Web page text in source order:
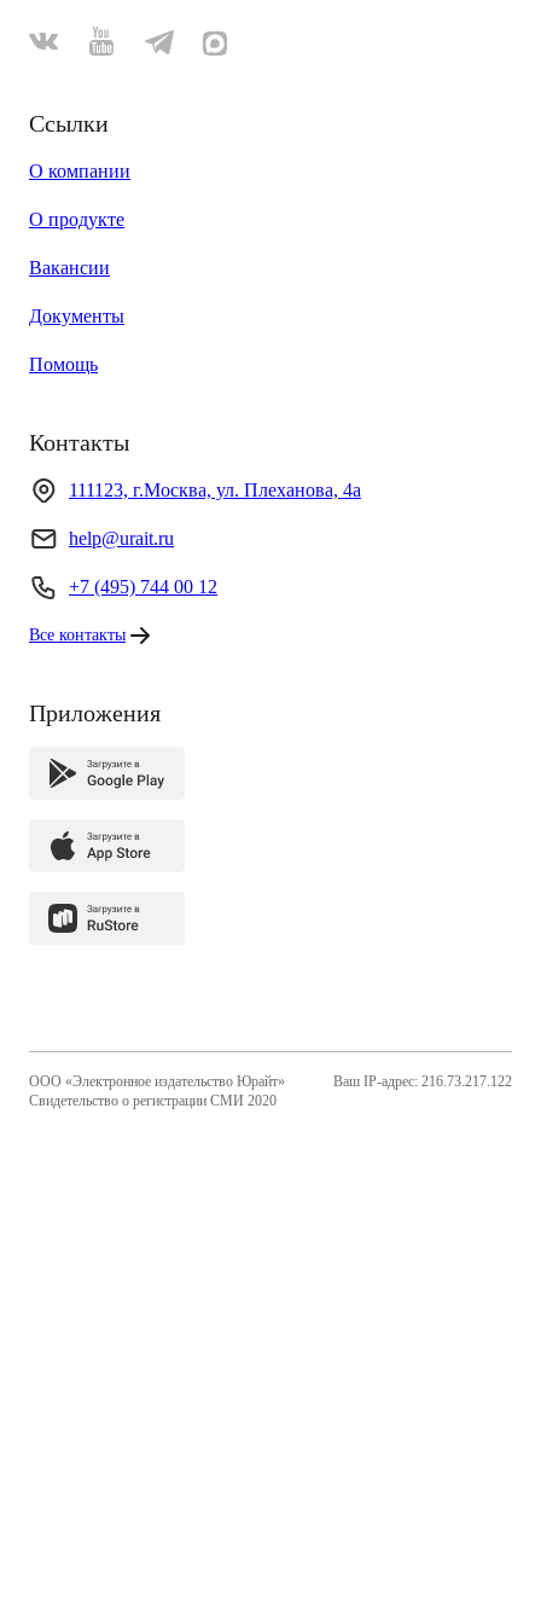
Ссылки
О компании
О продукте
Вакансии
Документы
Помощь
Контакты
111123, г.Москва, ул. Плеханова, 4а
help@urait.ru
+7 (495) 744 00 12
Все контакты
Приложения
ООО «Электронное издательство Юрайт»
Свидетельство о регистрации СМИ 2020
Ваш IP-адрес: 216.73.217.122